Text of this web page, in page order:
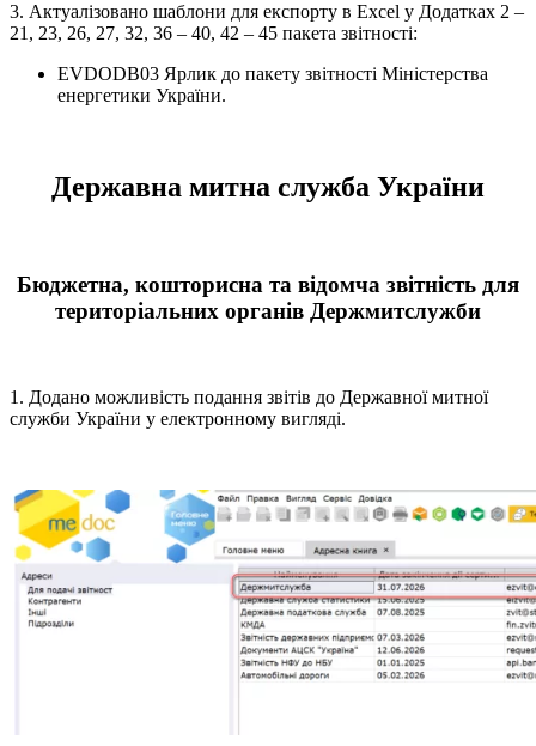
3. Актуалізовано шаблони для експорту в Excel у Додатках 2 –
21, 23, 26, 27, 32, 36 – 40, 42 – 45 пакета звітності:
EVDODB03 Ярлик до пакету звітності Міністерства
енергетики України.
Державна митна служба України
Бюджетна, кошторисна та відомча звітність для
територіальних органів Держмитслужби
1. Додано можливість подання звітів до Державної митної
служби України у електронному вигляді.